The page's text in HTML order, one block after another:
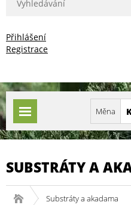
Přihlášení
Registrace
SUBSTRÁTY A
Substráty a akadama